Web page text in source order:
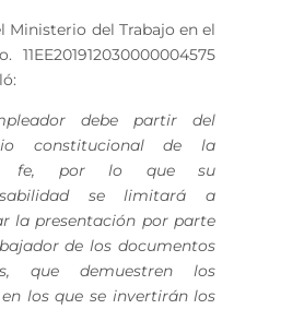
Ministerio del Trabajo en el
11EE201912030000004575
debe partir del
constitucional de la
fe, por lo que su
se limitará a
la presentación por parte
de los documentos
que demuestren los
los que se invertirán los